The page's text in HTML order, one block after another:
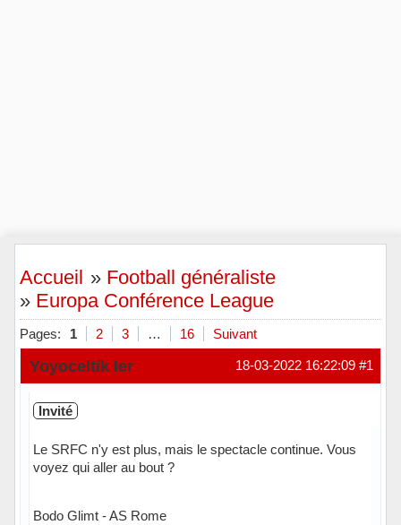
Accueil » Football généraliste
» Europa Conférence League
Pages: 1 2 3 … 16 Suivant
#1
18-03-2022 16:22:09
Yoyoceltik Ier
Invité
Le SRFC n'y est plus, mais le spectacle continue. Vous
voyez qui aller au bout ?
Bodo Glimt - AS Rome